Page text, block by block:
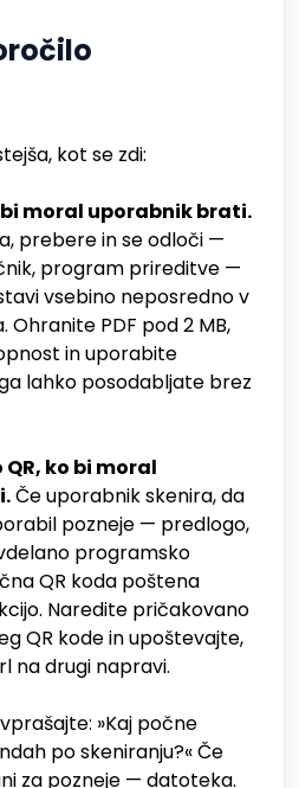
kot se zdi:
bi moral uporabnik brati.
prebere in se odloči —
program prireditve —
vsebino neposredno v
PDF pod 2 MB,
in uporabite
lahko posodabljate brez
ko bi moral
Če uporabnik skenira, da
pozneje — predlogo,
programsko
QR koda poštena
Naredite pričakovano
QR kode in upoštevajte,
na drugi napravi.
»Kaj počne
po skeniranju?« Če
za pozneje — datoteka.